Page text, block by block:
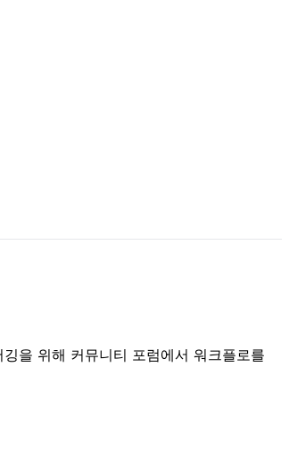
을 위해 커뮤니티 포럼에서 워크플로를